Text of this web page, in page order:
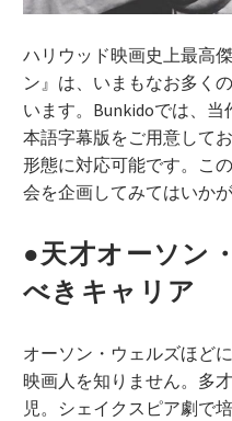
ハリウッド映画史上最高
ン』は、いまもなお多く
います。Bunkidoでは、
本語字幕版をご用意して
形態に対応可能です。こ
会を企画してみてはいかが
●天才オーソン
べきキャリア
オーソン・ウェルズほど
映画人を知りません。多
児。シェイクスピア劇で